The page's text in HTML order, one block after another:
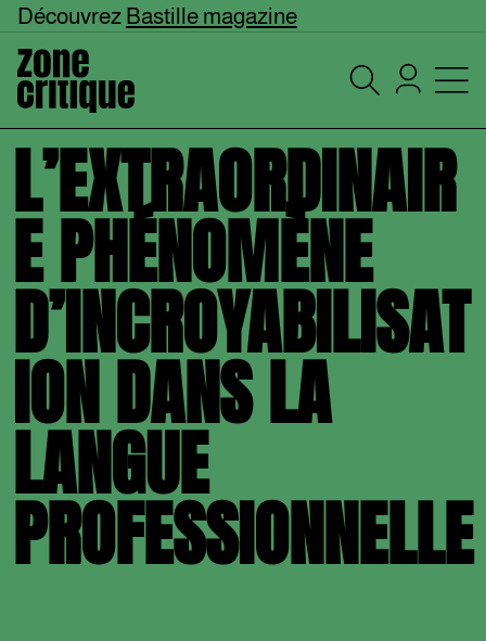
Découvrez Bastille magazine
L’EXTRAORDINAIR
E PHÉNOMÈNE
D’INCROYABILISAT
ION DANS LA
LANGUE
PROFESSIONNELLE